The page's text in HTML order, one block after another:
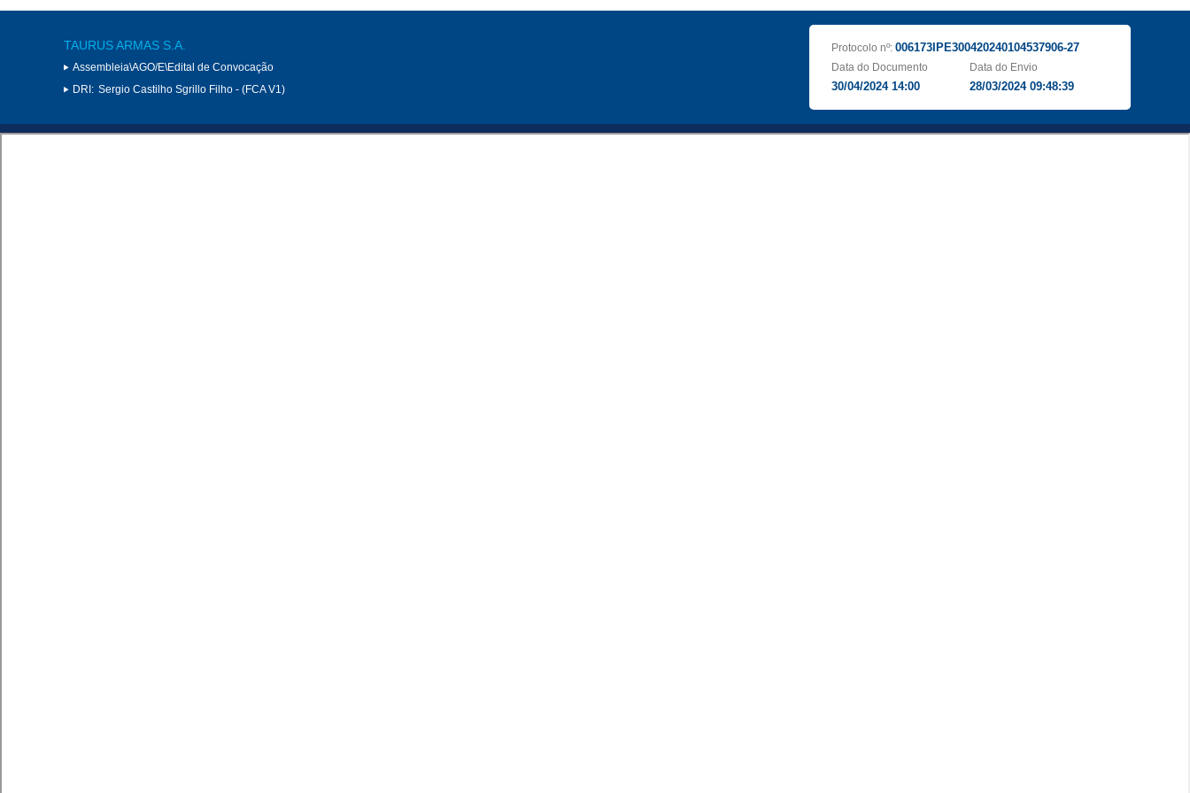
TAURUS ARMAS S.A.
Assembleia\AGO/E\Edital de Convocação
DRI: Sergio Castilho Sgrillo Filho - (FCA V1)
Protocolo nº: 006173IPE300420240104537906-27
Data do Documento
30/04/2024 14:00
Data do Envio
28/03/2024 09:48:39